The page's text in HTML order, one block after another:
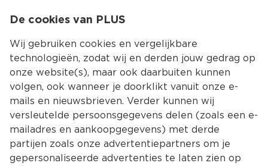
Kies jouw
De cookies van PLUS
Wij gebruiken cookies en vergelijkbare
technologieën, zodat wij en derden jouw gedrag op
onze website(s), maar ook daarbuiten kunnen
volgen, ook wanneer je doorklikt vanuit onze e-
mails en nieuwsbrieven. Verder kunnen wij
versleutelde persoonsgegevens delen (zoals een e-
mailadres en aankoopgegevens) met derde
partijen zoals onze advertentiepartners om je
gepersonaliseerde advertenties te laten zien op